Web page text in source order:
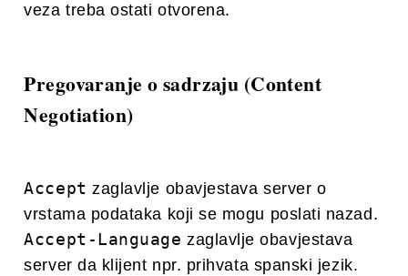
veza treba ostati otvorena.
Pregovaranje o sadrzaju (Content
Negotiation)
Accept zaglavlje obavjestava server o
vrstama podataka koji se mogu poslati nazad.
Accept-Language zaglavlje obavjestava
server da klijent npr. prihvata spanski jezik.